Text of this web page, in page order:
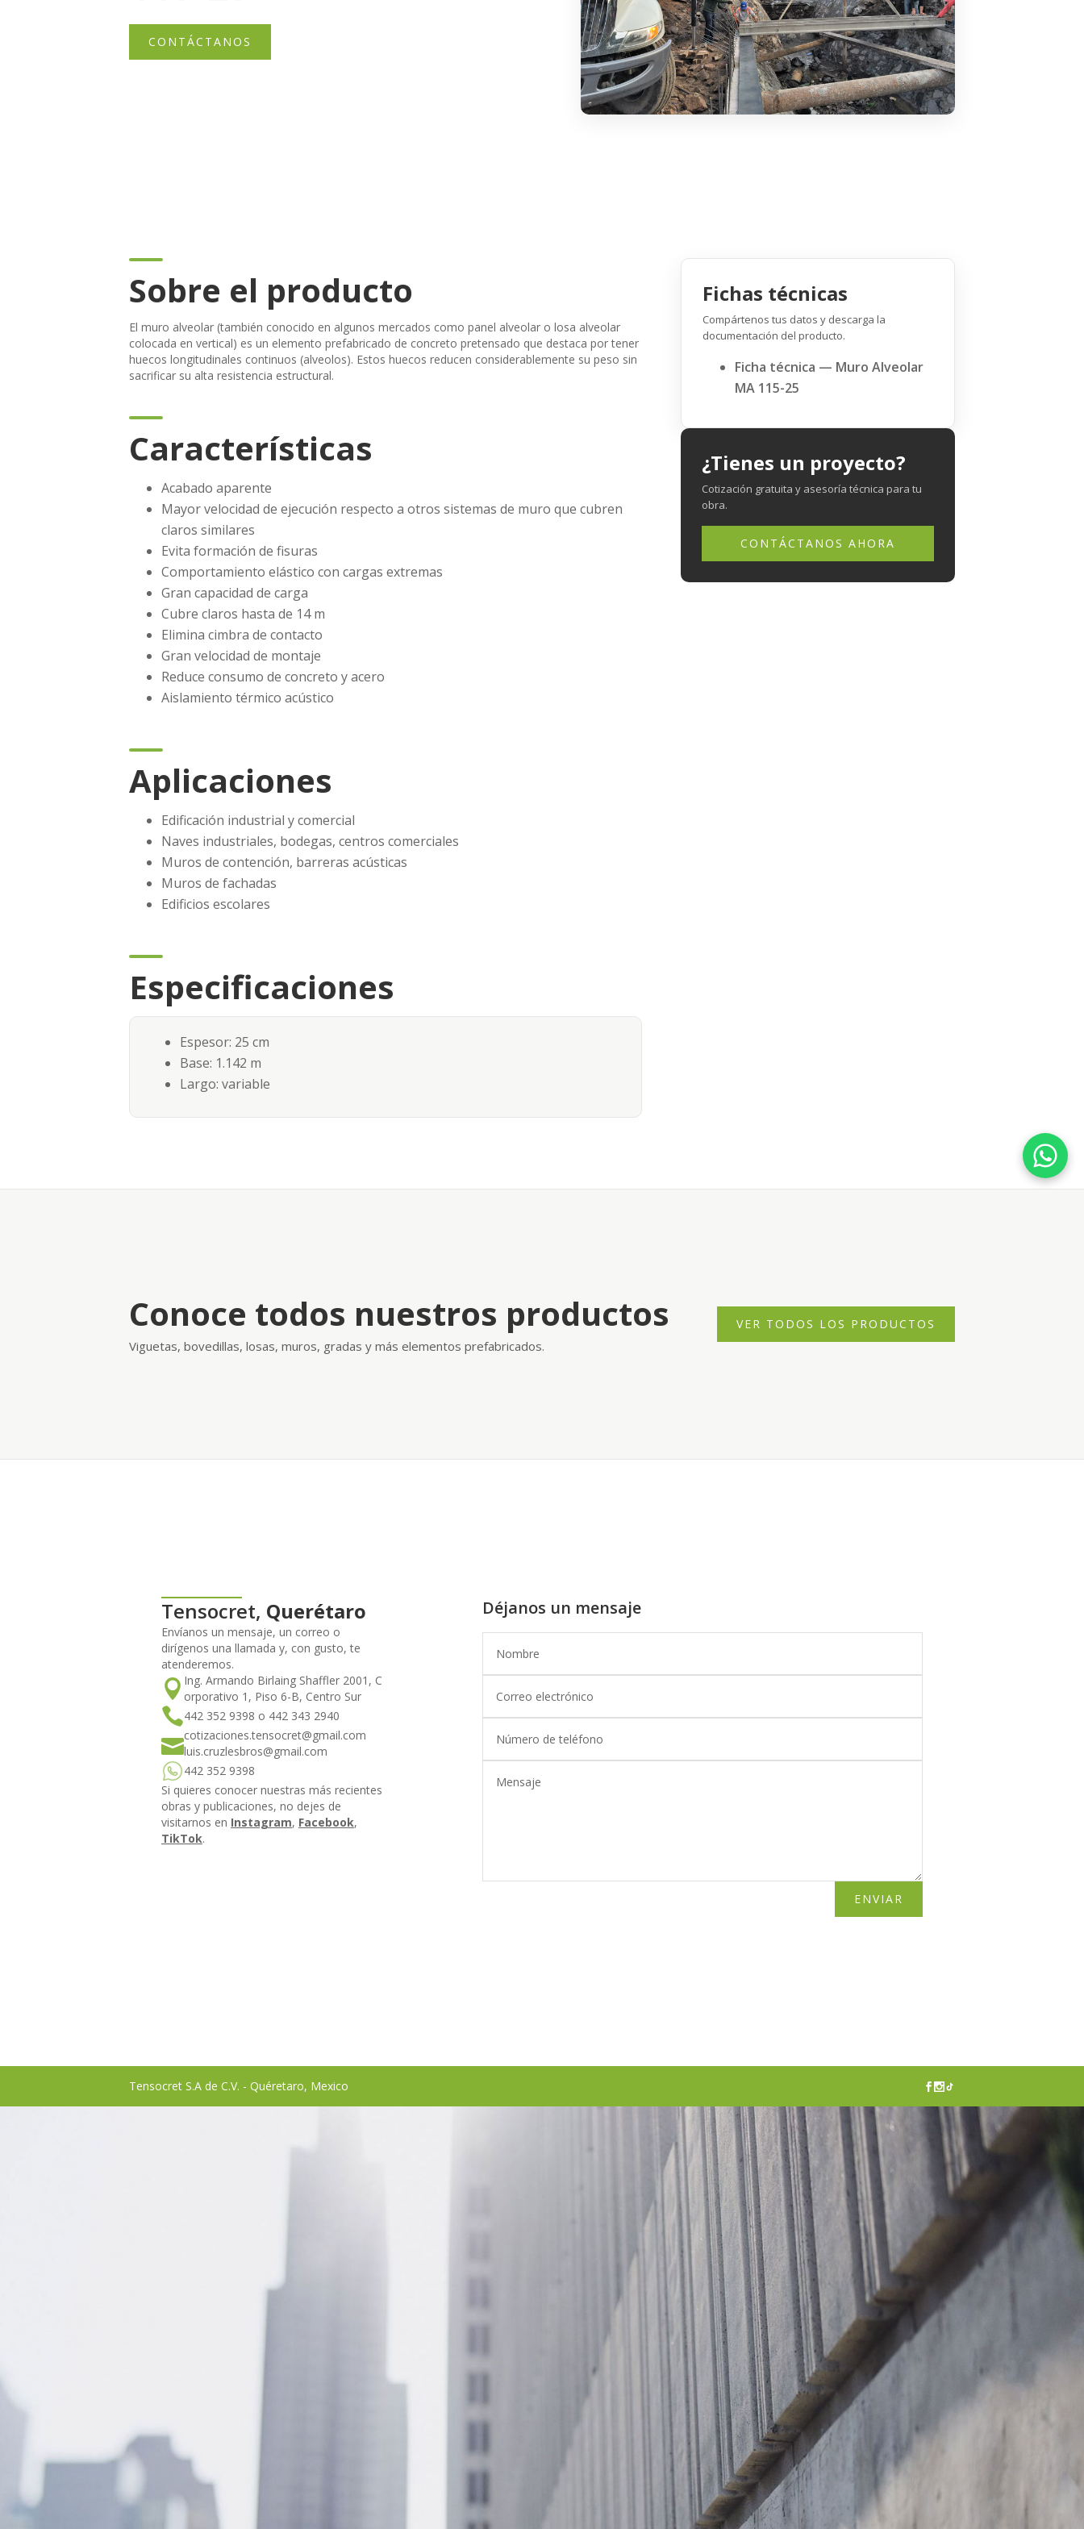
CONTÁCTANOS
Sobre el producto
El muro alveolar (también conocido en algunos mercados como panel alveolar o losa alveolar
colocada en vertical) es un elemento prefabricado de concreto pretensado que destaca por tener
huecos longitudinales continuos (alveolos). Estos huecos reducen considerablemente su peso sin
sacrificar su alta resistencia estructural.
Características
Acabado aparente
Mayor velocidad de ejecución respecto a otros sistemas de muro que cubren
claros similares
Evita formación de fisuras
Comportamiento elástico con cargas extremas
Gran capacidad de carga
Cubre claros hasta de 14 m
Elimina cimbra de contacto
Gran velocidad de montaje
Reduce consumo de concreto y acero
Aislamiento térmico acústico
Aplicaciones
Edificación industrial y comercial
Naves industriales, bodegas, centros comerciales
Muros de contención, barreras acústicas
Muros de fachadas
Edificios escolares
Especificaciones
Espesor: 25 cm
Base: 1.142 m
Largo: variable
Fichas técnicas
Compártenos tus datos y descarga la
documentación del producto.
Ficha técnica — Muro Alveolar
MA 115-25
¿Tienes un proyecto?
Cotización gratuita y asesoría técnica para tu
obra.
CONTÁCTANOS AHORA
Conoce todos nuestros productos
Viguetas, bovedillas, losas, muros, gradas y más elementos prefabricados.
VER TODOS LOS PRODUCTOS
Tensocret, Querétaro
Envíanos un mensaje, un correo o
dirígenos una llamada y, con gusto, te
atenderemos.
Ing. Armando Birlaing Shaffler 2001, C
orporativo 1, Piso 6-B, Centro Sur
442 352 9398 o 442 343 2940
cotizaciones.tensocret@gmail.com
luis.cruzlesbros@gmail.com
442 352 9398
Si quieres conocer nuestras más recientes
obras y publicaciones, no dejes de
visitarnos en Instagram, Facebook,
TikTok.
Déjanos un mensaje
Tensocret S.A de C.V. - Quéretaro, Mexico